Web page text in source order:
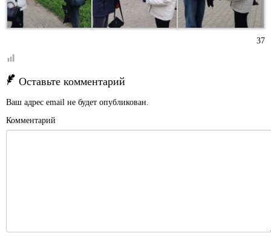
37
Оставьте комментарий
Ваш адрес email не будет опубликован.
Комментарий